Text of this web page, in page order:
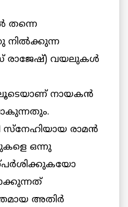
തന്നെ
നില്‍ക്കുന്ന
രാജേഷ്) വയലുകള്‍
നായകന്‍
സ്‌നേഹിയായ രാമന്‍
ഒന്നു
അതിര്‍